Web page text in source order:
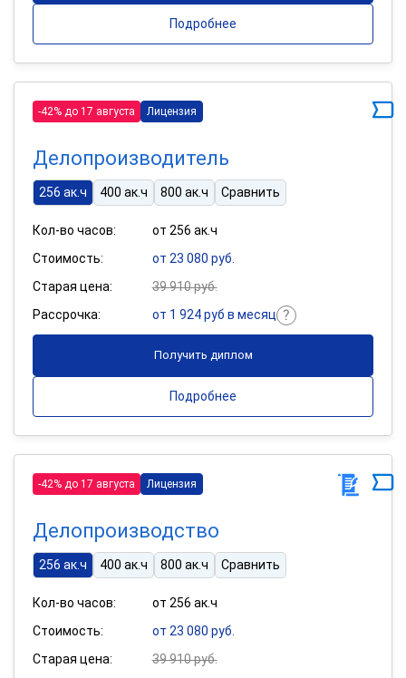
Подробнее
-42% до 17 августа Лицензия
Делопроизводитель
256 ак.ч 400 ак.ч 800 ак.ч Сравнить
Кол-во часов:
от 256 ак.ч
Стоимость:
от 23 080 руб.
Старая цена:
39 910 руб.
Рассрочка:
от 1 924 руб в месяц
Получить диплом
Подробнее
-42% до 17 августа Лицензия
Делопроизводство
256 ак.ч 400 ак.ч 800 ак.ч Сравнить
Кол-во часов:
от 256 ак.ч
Стоимость:
от 23 080 руб.
Старая цена:
39 910 руб.